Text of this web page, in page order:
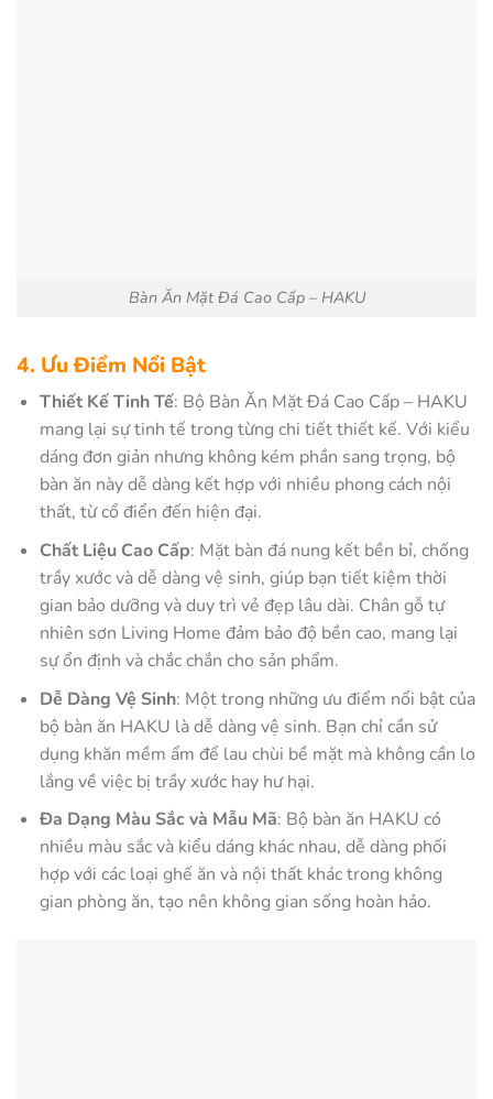
Bàn Ăn Mặt Đá Cao Cấp – HAKU
4. Ưu Điểm Nổi Bật
Thiết Kế Tinh Tế: Bộ Bàn Ăn Mặt Đá Cao Cấp – HAKU
mang lại sự tinh tế trong từng chi tiết thiết kế. Với kiểu
dáng đơn giản nhưng không kém phần sang trọng, bộ
bàn ăn này dễ dàng kết hợp với nhiều phong cách nội
thất, từ cổ điển đến hiện đại.
Chất Liệu Cao Cấp: Mặt bàn đá nung kết bền bỉ, chống
trầy xước và dễ dàng vệ sinh, giúp bạn tiết kiệm thời
gian bảo dưỡng và duy trì vẻ đẹp lâu dài. Chân gỗ tự
nhiên sơn Living Home đảm bảo độ bền cao, mang lại
sự ổn định và chắc chắn cho sản phẩm.
Dễ Dàng Vệ Sinh: Một trong những ưu điểm nổi bật của
bộ bàn ăn HAKU là dễ dàng vệ sinh. Bạn chỉ cần sử
dụng khăn mềm ẩm để lau chùi bề mặt mà không cần lo
lắng về việc bị trầy xước hay hư hại.
Đa Dạng Màu Sắc và Mẫu Mã: Bộ bàn ăn HAKU có
nhiều màu sắc và kiểu dáng khác nhau, dễ dàng phối
hợp với các loại ghế ăn và nội thất khác trong không
gian phòng ăn, tạo nên không gian sống hoàn hảo.